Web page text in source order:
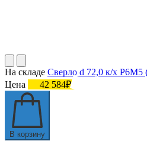
На складе Сверло d 72,0 к/х Р6М5
Цена
42 584₽
В корзину